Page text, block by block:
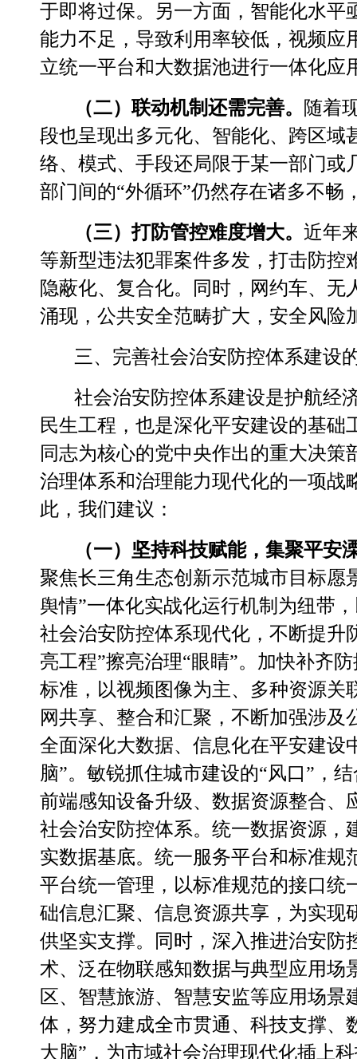
于即将过保。另一方面，智能化水平
能力不足，导致利用率较低，视频应
立统一平台和大数据池进行一体化应
（二）联动机制还需完善。 随着
段也呈现出多元化、智能化、跨区域
络、模式、手段还局限于某一部门或
部门间的“外循环”仍然存在诸多不畅
（三）打防管控难度增大。 近年
等新型违法犯罪案件多发，打击防
隐蔽化、复合化。同时，网约车、
涌现，公共安全范畴扩大，安全风险
三、 完善社会治安防控体系建设
社会治安防控体系建设是护航经
民生工程，也是深化平安建设的基
同志为核心的党中央作出的重大决
治理体系和治理能力现代化的一项战
此，我们建议：
（一）坚持科技赋能，集聚平安
聚焦长三角生态创新示范城市目标愿
舆情”一体化实战化运行机制为纽带
社会治安防控体系现代化，不断提升
亮工程”擦亮治理“眼睛”。加快补齐
标准，以视频图像为主、多种资源关
网共享、整合和汇聚，不断加强涉
全面深化大数据、信息化在平安建设
脑”。 敏锐抓住城市建设的“风口”，
前端感知设备升级、数据资源整合、
社会治安防控体系。统一数据资源，
实数据基底。统一服务平台和标准规
平台统一管理，以标准规范的接口统
础信息汇聚、信息资源共享，为实现
供坚实支撑。同时，深入推进治安防
术、泛在物联感知数据与典型应用
区、智慧旅游、智慧安监等应用场景
体，努力建成全市贯通、科技支撑、
大脑”，为市域社会治理现代化插上